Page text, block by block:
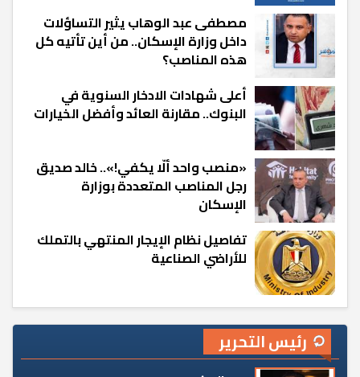
مصطفى عبد الوهاب يثير التساؤلات
داخل وزارة الإسكان.. من أين تأتيه كل
هذه المناصب؟
أعلى شهادات الادخار السنوية في
البنوك.. مقارنة العائد وأفضل الخيارات
«منصب واحد ألّا يكفي!».. خالد صديق
رجل المناصب المتعددة بوزارة
الإسكان
تفاصيل نظام الإيجار المنتهي بالتملك
للأراضي الصناعية
رئيس التحرير